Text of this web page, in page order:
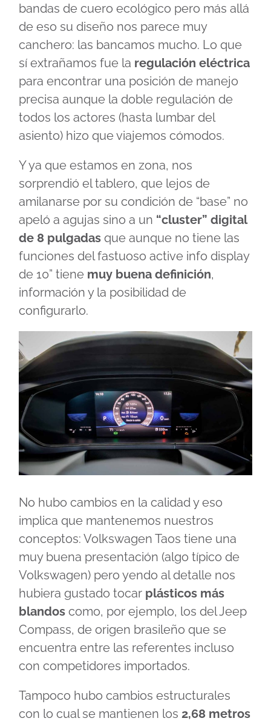
bandas de cuero ecológico pero más allá
de eso su diseño nos parece muy
canchero: las bancamos mucho. Lo que
sí extrañamos fue la regulación eléctrica
para encontrar una posición de manejo
precisa aunque la doble regulación de
todos los actores (hasta lumbar del
asiento) hizo que viajemos cómodos.
Y ya que estamos en zona, nos
sorprendió el tablero, que lejos de
amilanarse por su condición de “base” no
apeló a agujas sino a un “cluster” digital
de 8 pulgadas que aunque no tiene las
funciones del fastuoso active info display
de 10” tiene muy buena definición,
información y la posibilidad de
configurarlo.
No hubo cambios en la calidad y eso
implica que mantenemos nuestros
conceptos: Volkswagen Taos tiene una
muy buena presentación (algo típico de
Volkswagen) pero yendo al detalle nos
hubiera gustado tocar plásticos más
blandos como, por ejemplo, los del Jeep
Compass, de origen brasileño que se
encuentra entre las referentes incluso
con competidores importados.
Tampoco hubo cambios estructurales
con lo cual se mantienen los 2,68 metros